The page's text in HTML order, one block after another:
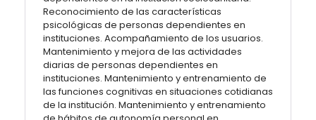
Reconocimiento de las características
psicológicas de personas dependientes en
instituciones. Acompañamiento de los usuarios.
Mantenimiento y mejora de las actividades
diarias de personas dependientes en
instituciones. Mantenimiento y entrenamiento de
las funciones cognitivas en situaciones cotidianas
de la institución. Mantenimiento y entrenamiento